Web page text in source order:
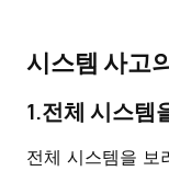
시스템 사고
1.전체 시스템
전체 시스템을 보